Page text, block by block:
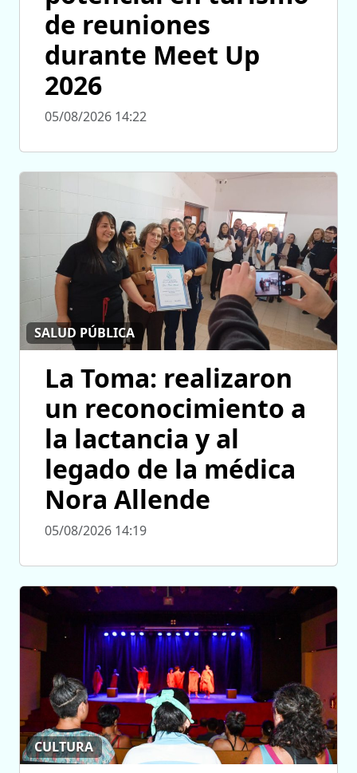
de reuniones
durante Meet Up
2026
05/08/2026 14:22
SALUD PÚBLICA
La Toma: realizaron
un reconocimiento a
la lactancia y al
legado de la médica
Nora Allende
05/08/2026 14:19
CULTURA